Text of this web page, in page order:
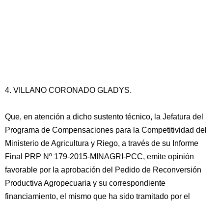
4. VILLANO CORONADO GLADYS.
Que, en atención a dicho sustento técnico, la Jefatura del
Programa de Compensaciones para la Competitividad del
Ministerio de Agricultura y Riego, a través de su Informe
Final PRP Nº 179-2015-MINAGRI-PCC, emite opinión
favorable por la aprobación del Pedido de Reconversión
Productiva Agropecuaria y su correspondiente
financiamiento, el mismo que ha sido tramitado por el